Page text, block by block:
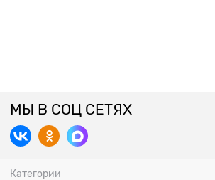
МЫ В СОЦ СЕТЯХ
Категории